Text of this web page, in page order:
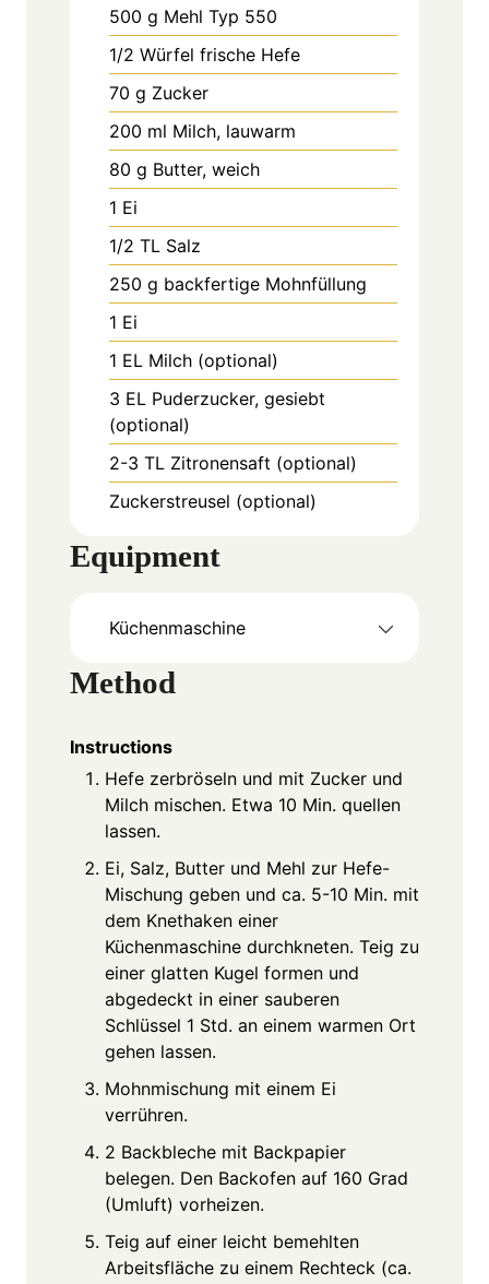
500 g Mehl Typ 550
1/2 Würfel frische Hefe
70 g Zucker
200 ml Milch, lauwarm
80 g Butter, weich
1 Ei
1/2 TL Salz
250 g backfertige Mohnfüllung
1 Ei
1 EL Milch (optional)
3 EL Puderzucker, gesiebt
(optional)
2-3 TL Zitronensaft (optional)
Zuckerstreusel (optional)
Equipment
Küchenmaschine
Method
Instructions
Hefe zerbröseln und mit Zucker und
Milch mischen. Etwa 10 Min. quellen
lassen.
Ei, Salz, Butter und Mehl zur Hefe-
Mischung geben und ca. 5-10 Min. mit
dem Knethaken einer
Küchenmaschine durchkneten. Teig zu
einer glatten Kugel formen und
abgedeckt in einer sauberen
Schlüssel 1 Std. an einem warmen Ort
gehen lassen.
Mohnmischung mit einem Ei
verrühren.
2 Backbleche mit Backpapier
belegen. Den Backofen auf 160 Grad
(Umluft) vorheizen.
Teig auf einer leicht bemehlten
Arbeitsfläche zu einem Rechteck (ca.